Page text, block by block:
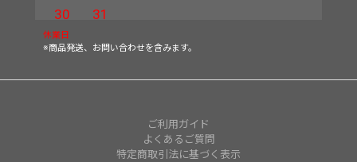
30
31
休業日
※商品発送、お問い合わせを含みます。
ご利用ガイド
よくあるご質問
特定商取引法に基づく表示